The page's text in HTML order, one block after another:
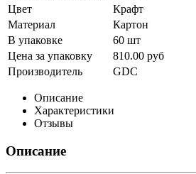
Цвет
Крафт
Материал
Картон
В упаковке
60 шт
Цена за упаковку
810.00 руб
Производитель
GDC
Описание
Характеристики
Отзывы
Описание